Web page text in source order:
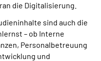
die Digitalisierung.
sind auch die
– ob Interne
Personalbetreuung
und